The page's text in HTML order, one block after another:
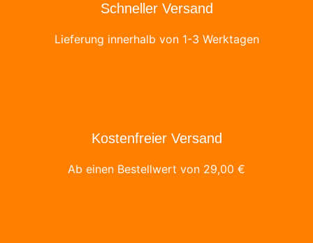
Schneller Versand
Lieferung innerhalb von 1-3 Werktagen
Kostenfreier Versand
Ab einen Bestellwert von 29,00 €